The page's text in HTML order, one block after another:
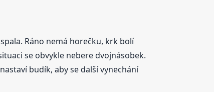
Ráno nemá horečku, krk bolí
se obvykle nebere dvojnásobek.
budík, aby se další vynechání